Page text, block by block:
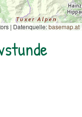
| Datenquelle:basemap.at